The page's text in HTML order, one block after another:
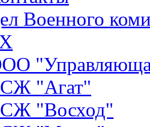
Военного
"Агат"
"Восход"